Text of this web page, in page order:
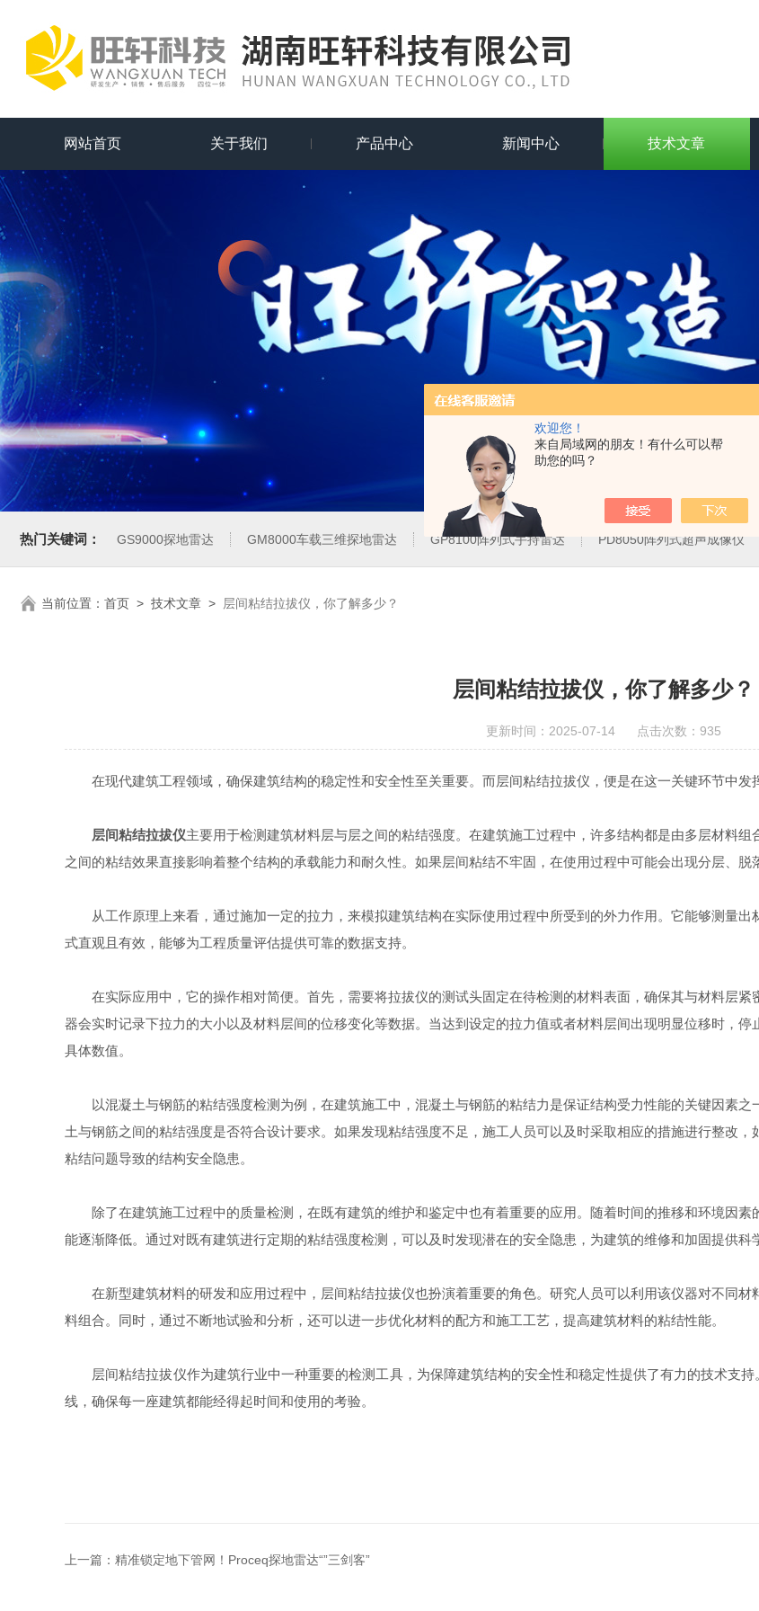
欢迎您！
来自局域网的朋友！有什么可以帮
助您的吗？
网站首页 关于我们 产品中心 新闻中心 技术文章
热门关键词： GS9000探地雷达 GM8000车载三维探地雷达 GP8100阵列式手持雷达 PD8050阵列式超声成像仪
当前位置： 首页 > 技术文章 > 层间粘结拉拔仪，你了解多少？
层间粘结拉拔仪，你了解多少？
更新时间：2025-07-14 点击次数：935
在现代建筑工程领域，确保建筑结构的稳定性和安全性至关重要。而层间粘结拉拔仪，便是在这一关键环节中发
层间粘结拉拔仪主要用于检测建筑材料层与层之间的粘结强度。在建筑施工过程中，许多结构都是由多层材料
之间的粘结效果直接影响着整个结构的承载能力和耐久性。如果层间粘结不牢固，在使用过程中可能会出现分层、脱
从工作原理上来看，通过施加一定的拉力，来模拟建筑结构在实际使用过程中所受到的外力作用。它能够测量出
式直观且有效，能够为工程质量评估提供可靠的数据支持。
在实际应用中，它的操作相对简便。首先，需要将拉拔仪的测试头固定在待检测的材料表面，确保其与材料层紧
器会实时记录下拉力的大小以及材料层间的位移变化等数据。当达到设定的拉力值或者材料层间出现明显位移时，
具体数值。
以混凝土与钢筋的粘结强度检测为例，在建筑施工中，混凝土与钢筋的粘结力是保证结构受力性能的关键因素之
土与钢筋之间的粘结强度是否符合设计要求。如果发现粘结强度不足，施工人员可以及时采取相应的措施进行整改
粘结问题导致的结构安全隐患。
除了在建筑施工过程中的质量检测，在既有建筑的维护和鉴定中也有着重要的应用。随着时间的推移和环境因素
能逐渐降低。通过对既有建筑进行定期的粘结强度检测，可以及时发现潜在的安全隐患，为建筑的维修和加固提供科
在新型建筑材料的研发和应用过程中，层间粘结拉拔仪也扮演着重要的角色。研究人员可以利用该仪器对不同材
料组合。同时，通过不断地试验和分析，还可以进一步优化材料的配方和施工工艺，提高建筑材料的粘结性能。
层间粘结拉拔仪作为建筑行业中一种重要的检测工具，为保障建筑结构的安全性和稳定性提供了有力的技术支持
线，确保每一座建筑都能经得起时间和使用的考验。
上一篇： 精准锁定地下管网！Proceq探地雷达“”三剑客”